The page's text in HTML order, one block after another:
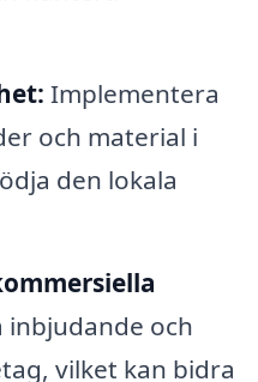
Implementera
och material i
den lokala
inbjudande och
vilket kan bidra